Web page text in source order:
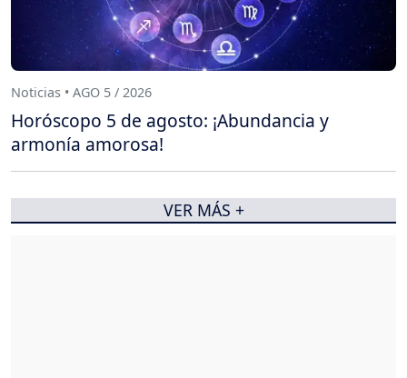
Noticias • AGO 5 / 2026
Horóscopo 5 de agosto: ¡Abundancia y
armonía amorosa!
VER MÁS +